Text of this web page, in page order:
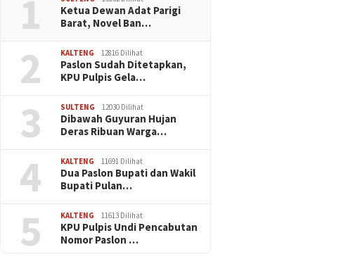
1
Ketua Dewan Adat Parigi
Barat, Novel Ban…
2 KALTENG 12816 Dilihat
Paslon Sudah Ditetapkan,
KPU Pulpis Gela…
3 SULTENG 12030 Dilihat
Dibawah Guyuran Hujan
Deras Ribuan Warga…
4 KALTENG 11691 Dilihat
Dua Paslon Bupati dan Wakil
Bupati Pulan…
5 KALTENG 11613 Dilihat
KPU Pulpis Undi Pencabutan
Nomor Paslon …